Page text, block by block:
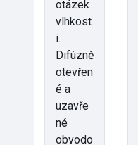
otázek
vlhkost
i.
Difúzně
otevřen
é a
uzavře
né
obvodo